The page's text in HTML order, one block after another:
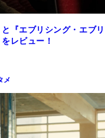
『エブリシング・エブリ
レビュー！
メ